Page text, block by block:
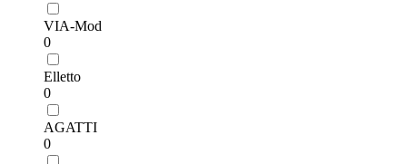
VIA-Mod
0
Elletto
0
AGATTI
0